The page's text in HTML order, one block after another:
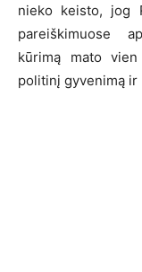
nieko keisto, jog
pareiškimuose
kūrimą mato
politinį gyvenimą ir